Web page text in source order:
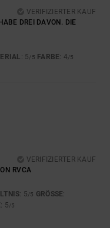
VERIFIZIERTER KAUF
DREI DAVON. DIE
: 5/5 FARBE: 4/5
VERIFIZIERTER KAUF
RVCA
: 5/5 GRÖSSE :
: 5/5